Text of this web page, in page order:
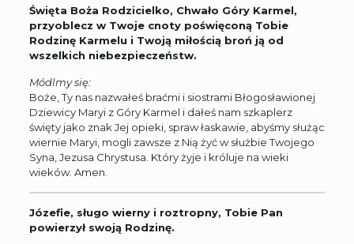
Święta Boża Rodzicielko, Chwało Góry Karmel,
przyoblecz w Twoje cnoty poświęconą Tobie
Rodzinę Karmelu i Twoją miłością broń ją od
wszelkich niebezpieczeństw.
Módlmy się:
Boże, Ty nas nazwałeś braćmi i siostrami Błogosławionej
Dziewicy Maryi z Góry Karmel i dałeś nam szkaplerz
święty jako znak Jej opieki, spraw łaskawie, abyśmy służąc
wiernie Maryi, mogli zawsze z Nią żyć w służbie Twojego
Syna, Jezusa Chrystusa. Który żyje i króluje na wieki
wieków. Amen.
Józefie, sługo wierny i roztropny, Tobie Pan
powierzył swoją Rodzinę.